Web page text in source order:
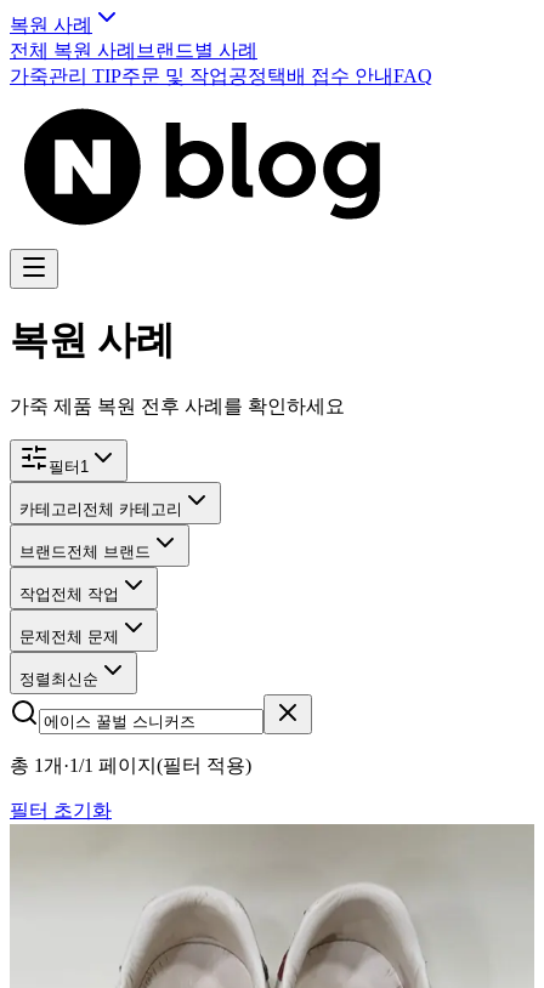
복원 사례
전체 복원 사례 브랜드별 사례
가죽관리 TIP주문 및 작업공정택배 접수 안내FAQ
복원 사례
가죽 제품 복원 전후 사례를 확인하세요
필터 1
카테고리 전체 카테고리
브랜드 전체 브랜드
작업 전체 작업
문제 전체 문제
정렬 최신순
총 1개 ·1/1 페이지 (필터 적용)
필터 초기화